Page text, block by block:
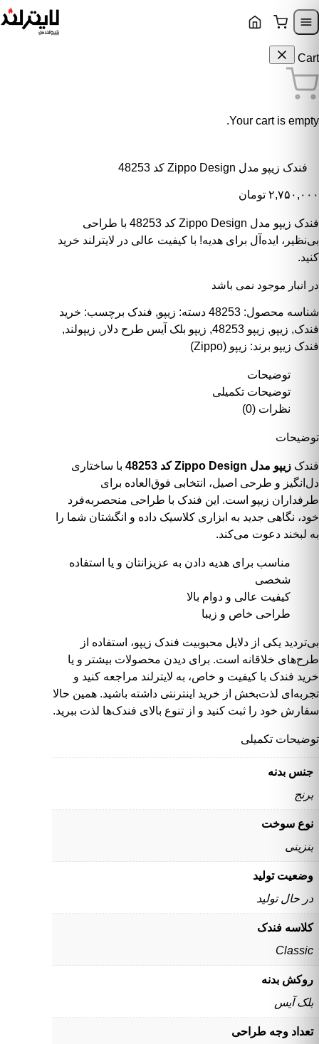
Skip to navigation
Cart
Your cart is empty.
فندک زیپو مدل Zippo Design کد 48253
۲,۷۵۰,۰۰۰ تومان
فندک زیپو مدل Zippo Design کد 48253 با طراحی
بی‌نظیر، ایده‌آل برای هدیه! با کیفیت عالی در لایترلند خرید
کنید.
در انبار موجود نمی باشد
شناسه محصول: 48253 دسته: زیپو, فندک برچسب: خرید
فندک, زیپو, زیپو 48253 , زیپو بلک آیس طرح دلار , زیپولند,
فندک زیپو برند: زیپو (Zippo)
توضیحات
توضیحات تکمیلی
نظرات (0)
توضیحات
فندک زیپو مدل Zippo Design کد 48253
با ساختاری
دل‌انگیز و طرحی اصیل، انتخابی فوق‌العاده برای
طرفداران زیپو است. این فندک با طراحی منحصربه‌فرد
خود، نگاهی جدید به ابزاری کلاسیک داده و انگشتان شما را
به لبخند دعوت می‌کند.
مناسب برای هدیه دادن به عزیزانتان و یا استفاده
شخصی
کیفیت عالی و دوام بالا
طراحی خاص و زیبا
بی‌تردید یکی از دلایل محبوبیت فندک زیپو، استفاده از
طرح‌های خلاقانه است. برای دیدن محصولات بیشتر و یا
خرید فندک با کیفیت و خاص، به لایترلند مراجعه کنید و
تجربه‌ای لذت‌بخش از خرید اینترنتی داشته باشید. همین حالا
سفارش خود را ثبت کنید و از تنوع بالای فندک‌ها لذت ببرید.
توضیحات تکمیلی
جنس بدنه
برنج
نوع سوخت
بنزینی
وضعیت تولید
در حال تولید
کلاسه فندک
Classic
روکش بدنه
بلک آیس
تعداد وجه طراحی